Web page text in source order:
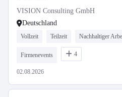
VISION Consulting GmbH
Deutschland
Vollzeit Teilzeit Nachhaltiger
Firmenevents 4
02.08.2026